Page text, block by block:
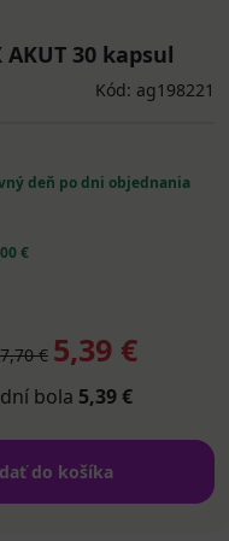
30 kapsul
Kód: ag198221
deň po dni objednania
€
7,70 € 5,39 €
bola 5,39 €
do košíka